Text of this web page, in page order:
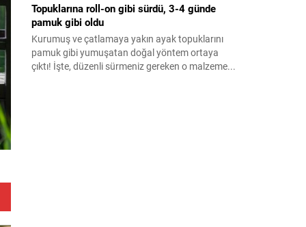
Topuklarına roll-on gibi sürdü, 3-4 günde
pamuk gibi oldu
Kurumuş ve çatlamaya yakın ayak topuklarını
pamuk gibi yumuşatan doğal yöntem ortaya
çıktı! İşte, düzenli sürmeniz gereken o malzeme...